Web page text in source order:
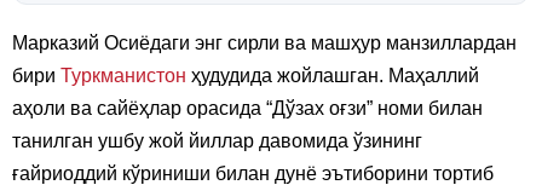
Марказий Осиёдаги энг сирли ва машҳур манзиллардан
бири Туркманистон ҳудудида жойлашган. Маҳаллий
аҳоли ва сайёҳлар орасида “Дўзах оғзи” номи билан
танилган ушбу жой йиллар давомида ўзининг
ғайриоддий кўриниши билан дунё эътиборини тортиб